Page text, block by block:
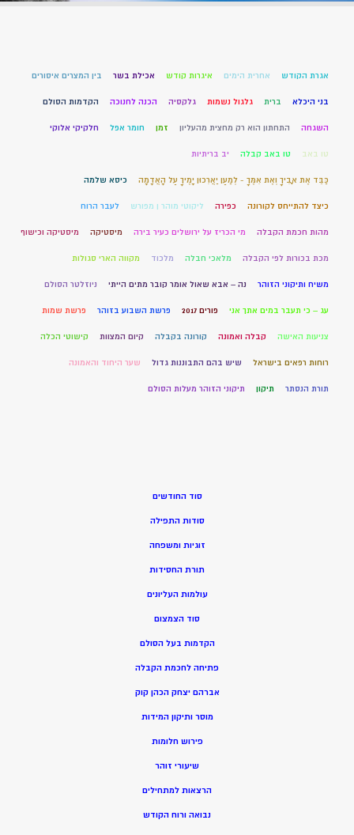
אגרת הקודש אחרית הימים איגרות קודש אכילת בשר בין המצרים איסורים
בני היכלא ברית גלגול נשמות גלקסיה הכנה לחנוכה הקדמות הסולם
השגחה התחתון הוא רק מחצית מהעליון זמן חומר אפל חלקיקי אלוקי
טו באב טו באב קבלה יב בריתיות
כַּבֵּד אֶת אָבִיךָ וְאֶת אִמֶּךָ - לְמַעַן יַאֲרִכוּן יָמֶיךָ עַל הָאֲדָמָה כיסא שלמה
כיצד להתייחס לקורונה כפירה ליקוטי מוהר ן מפורש לעבר הרוח
מהות חכמת הקבלה מי הכריז על ירושלים כעיר בירה מיסטיקה מיסטיקה וכישוף
מכת בכורות לפי הקבלה מלאכי חבלה מלכוד מקווה הארי סגולות
משיח ותיקוני הזוהר נה – אבא שאול אומר קובר מתים הייתי ניוזלטר הסולם
עג – כי תעבר במים אתך אני פורים 2017 פרשת השבוע בזוהר פרשת שמות
צניעות האישה קבלה ואמונה קורונה בקבלה קיום המצוות קישוטי הכלה
רוחות רפאים בישראל שיש בהם התבוננות גדול שער היחוד והאמונה
תורת הנסתר תיקון תיקוני הזוהר מעלות הסולם
סוד החודשים
סודות התפילה
זוגיות ומשפחה
תורת החסידות
עולמות העליונים
סוד הצמצום
הקדמות בעל הסולם
פתיחה לחכמת הקבלה
אברהם יצחק הכהן קוק
מוסר ותיקון המידות
פירוש חלומות
שיעורי זוהר
הרצאות למתחילים
נבואה ורוח הקודש